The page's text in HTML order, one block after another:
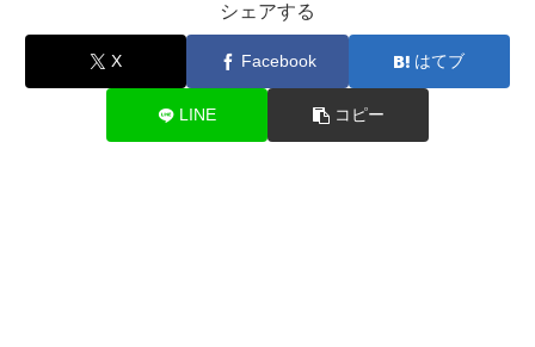
シェアする
X Facebook はてブ
LINE コピー